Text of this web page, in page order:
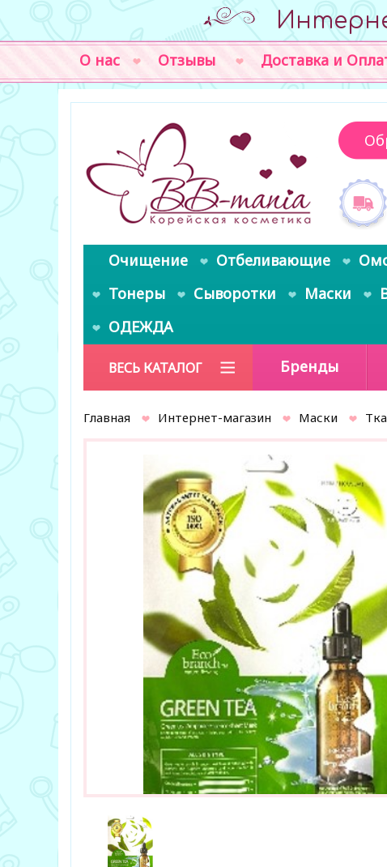
О нас Отзывы Доставка и
Очищение Отбеливающие
Тонеры
Сыворотки Маски
ОДЕЖДА
ВЕСЬ КАТАЛОГ Бренды
Главная Интернет-магазин Маски